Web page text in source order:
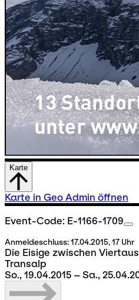
Karte
Karte in Geo Admin öffnen
Event-Code: E-1166-1709
Anmeldeschluss:17.04.2015, 17 Uhr
Die Eisige zwischen
Transalp
So., 19.04.2015 – Sa.,